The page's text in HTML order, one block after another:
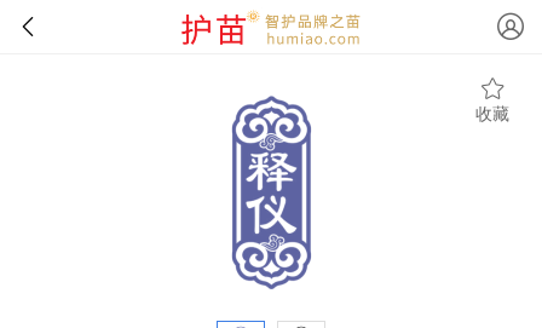
收藏